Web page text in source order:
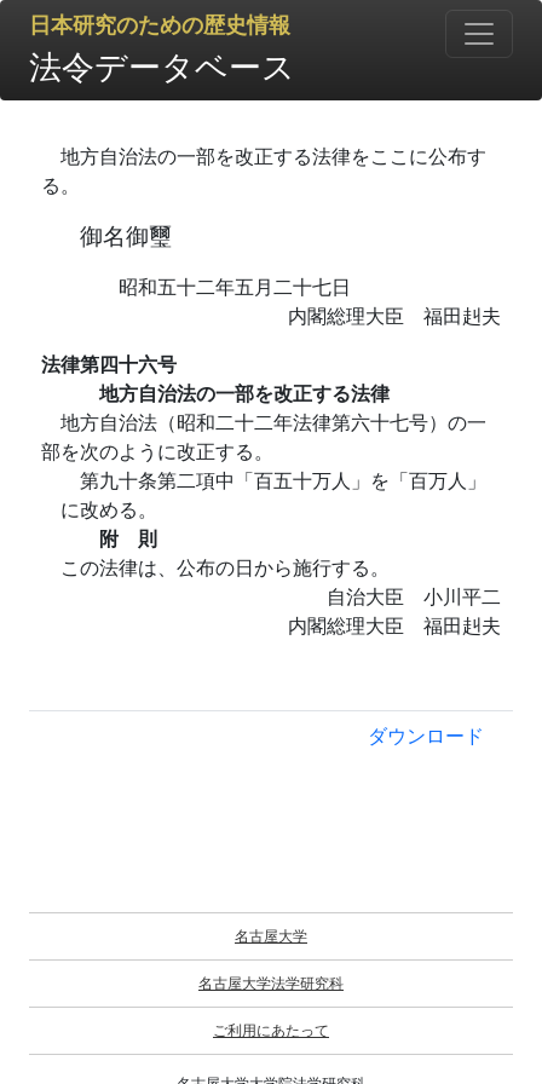
日本研究のための歴史情報
法令データベース
地方自治法の一部を改正する法律をここに公布す
る。
御名御璽
昭和五十二年五月二十七日
内閣総理大臣 福田赳夫
法律第四十六号
地方自治法の一部を改正する法律
地方自治法（昭和二十二年法律第六十七号）の一
部を次のように改正する。
第九十条第二項中「百五十万人」を「百万人」
に改める。
附 則
この法律は、公布の日から施行する。
自治大臣 小川平二
内閣総理大臣 福田赳夫
ダウンロード
名古屋大学
名古屋大学法学研究科
ご利用にあたって